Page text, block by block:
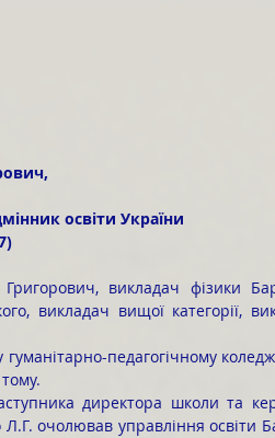
освіти України
викладач вищої категорії,
очолював управління освіти